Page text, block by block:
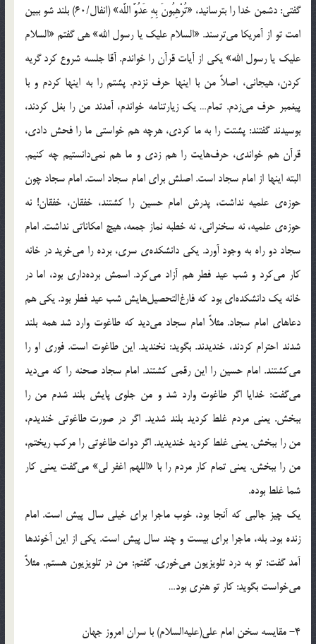
گفتي: دشمن خدا را بترسانيد، «تُرْهِبُونَ بِهِ عَدُوَّ اللَّه‏» (انفال/60) بلند شو ببين
امت تو از آمريكا مي‌ترسند. «السلام عليك يا رسول الله» هي گفتم «السلام
عليك يا رسول الله» يكي از آيات قرآن را خواندم. آقا جلسه شروع كرد گريه
كردن، هيجاني، اصلاً من با اينها حرف نزدم. پشتم را به اينها كردم و با
پيغمبر حرف مي‌زدم. تمام… يك زيارتنامه خواندم، آمدند من را بغل كردند،
بوسيدند گفتند: پشتت را به ما كردي، هرچه هم خواستي ما را فحش دادي،
قرآن هم خواندي، حرف‌هايت را هم زدي و ما هم نمي‌دانستيم چه كنيم.
البته اينها از امام سجاد است. اصلش براي امام سجاد است. امام سجاد چون
حوزه‌ي علميه نداشت، پدرش امام حسين را كشتند، خفقان، خفقان! نه
حوزه‌ي علميه، نه سخنراني، نه خطبه نماز جمعه، هيچ امكاناتي نداشت. امام
سجاد دو راه به وجود آورد. يكي دانشكده‌ي سري، برده را مي‌خريد در خانه
كار مي‌كرد و شب عيد فطر هم آزاد مي‌كرد. اسمش برده‌داري بود، اما در
خانه يك دانشكده‌اي بود كه فارغ‌التحصيل‌هايش شب عيد فطر بود. يكي هم
دعاهاي امام سجاد. مثلاً امام سجاد مي‌ديد كه طاغوت وارد شد همه بلند
شدند احترام كردند، خنديدند. بگويد: نخنديد. اين طاغوت است. فوري او را
مي‌‌كشتند. امام حسين را اين رقمي كشتند. امام سجاد صحنه را كه مي‌ديد
مي‌گفت: خدايا اگر طاغوت وارد شد و من جلوي پايش بلند شدم من را
ببخش. يعني مردم غلط كرديد بلند شديد. اگر در صورت طاغوتي خنديدم،
من را ببخش. يعني غلط كرديد خنديديد. اگر دوات طاغوتي را مركب ريختم،
من را ببخش. يعني تمام كار مردم را با «اللهم اغفر لي» مي‌گفت يعني كار
شما غلط بوده.
يك چيز جالبي كه آنجا بود، خوب ماجرا براي خيلي سال پيش است. امام
زنده بود. بله، ماجرا براي بيست و چند سال پيش است. يكي از اين آخوندها
آمد گفت: تو به درد تلويزيون مي‌خوري. گفتم: من در تلويزيون هستم. مثلاً
مي‌خواست بگويد: كار تو هنري بود…
4- مقايسه سخن امام علي(عليه‌السلام) با سران امروز جهان